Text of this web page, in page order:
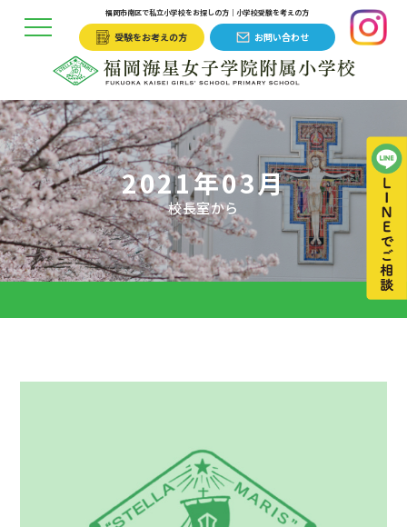
福岡市南区で私立小学校をお探しの方｜小学校受験を考えの方
受験をお考えの方 お問い合わせ
2021年03月
校長室から